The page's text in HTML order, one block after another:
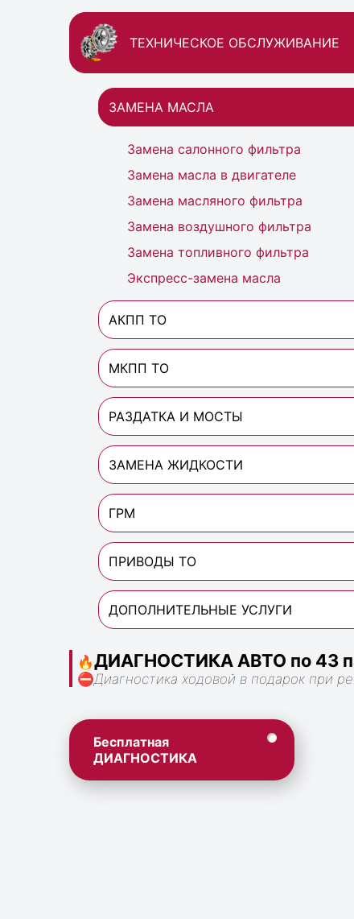
ТЕХНИЧЕСКОЕ ОБСЛУЖИВАНИЕ
ЗАМЕНА МАСЛА
Замена салонного фильтра
Замена масла в двигателе
Замена масляного фильтра
Замена воздушного фильтра
Замена топливного фильтра
Экспресс-замена масла
АКПП ТО
МКПП ТО
РАЗДАТКА И МОСТЫ
ЗАМЕНА ЖИДКОСТИ
ГРМ
ПРИВОДЫ ТО
ДОПОЛНИТЕЛЬНЫЕ УСЛУГИ
🔥ДИАГНОСТИКА АВТО по 43
⛔Диагностика ходовой в подарок при
Бесплатная
ДИАГНОСТИКА